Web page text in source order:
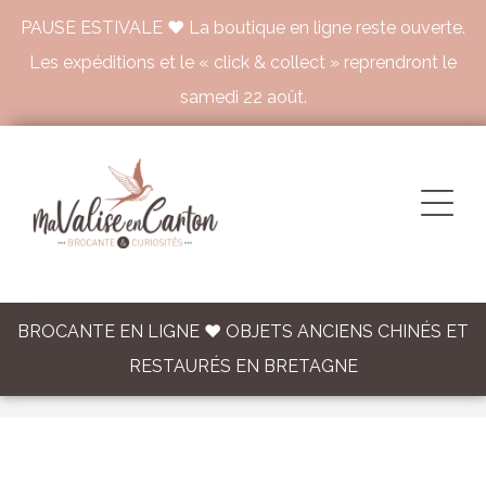
PAUSE ESTIVALE ♥ La boutique en ligne reste ouverte.
Les expéditions et le « click & collect » reprendront le
samedi 22 août.
BROCANTE EN LIGNE ♥ OBJETS ANCIENS CHINÉS ET
RESTAURÉS EN BRETAGNE